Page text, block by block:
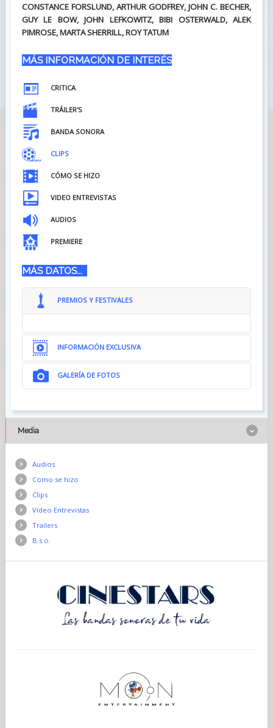
CONSTANCE FORSLUND, ARTHUR GODFREY, JOHN C. BECHER,
GUY LE BOW, JOHN LEFKOWITZ, BIBI OSTERWALD, ALEK
PIMROSE, MARTA SHERRILL, ROY TATUM
MÁS INFORMACIÓN DE INTERÉS
CRITICA
TRÁILER'S
BANDA SONORA
CLIPS
CÓMO SE HIZO
VIDEO ENTREVISTAS
AUDIOS
PREMIERE
MÁS DATOS...
PREMIOS Y FESTIVALES
INFORMACIÓN EXCLUSIVA
GALERÍA DE FOTOS
Media
Audios
Como se hizo
Clips
Vídeo Entrevistas
Trailers
B.s.o.